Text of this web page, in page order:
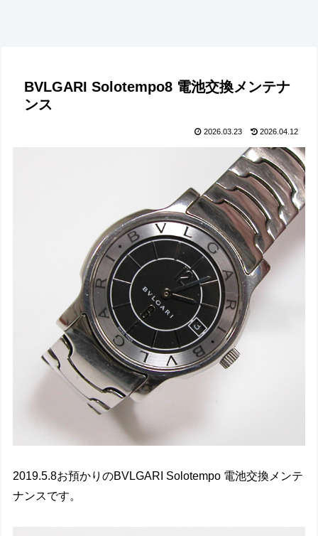
BVLGARI Solotempo8 電池交換メンテナ
ンス
2026.03.23 2026.04.12
2019.5.8お預かりのBVLGARI Solotempo 電池交換メンテ
ナンスです。